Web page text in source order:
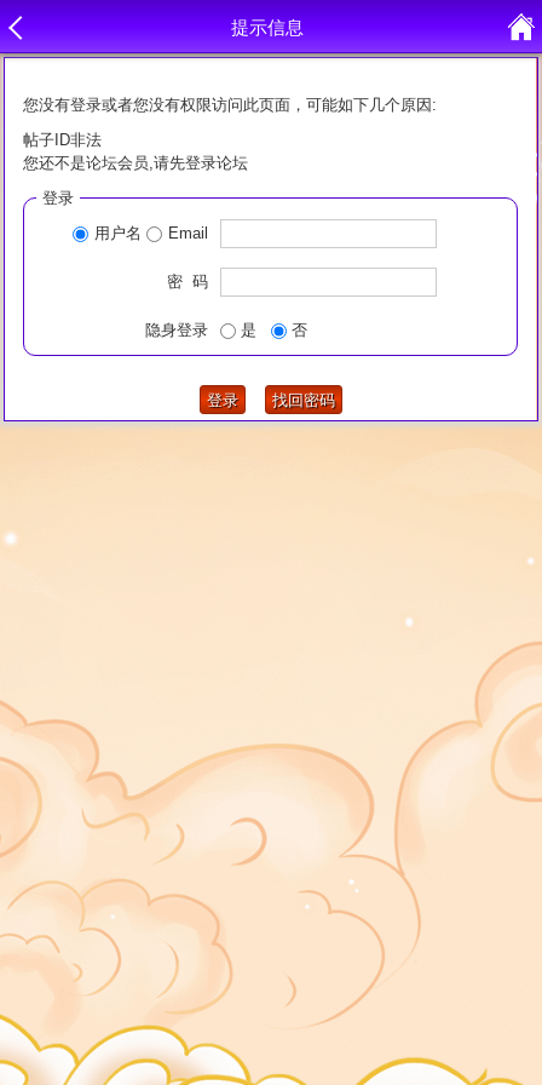
提示信息
您没有登录或者您没有权限访问此页面，可能如下几个原因:
帖子ID非法
您还不是论坛会员,请先登录论坛
登录
用户名
Email
密 码
隐身登录 是 否